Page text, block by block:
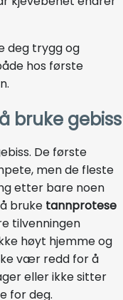
deg trygg og
hos første
bruke gebiss
De første
men de fleste
etter bare noen
bruke tannprotese
tilvenningen
høyt hjemme og
vær redd for å
eller ikke sitter
for deg.